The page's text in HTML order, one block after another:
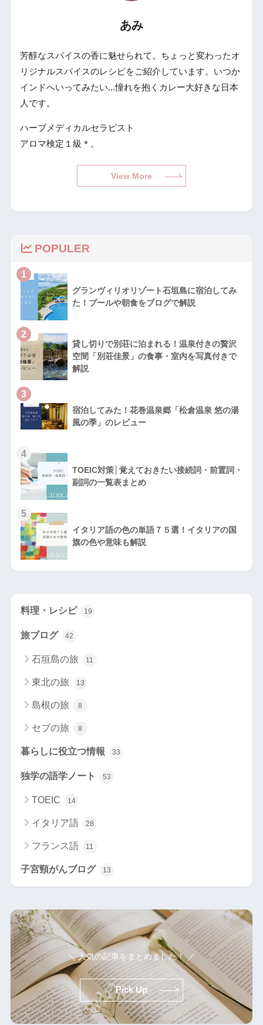
あみ
芳醇なスパイスの香に魅せられて。ちょっと変わったオ
リジナルスパイスのレシピをご紹介しています。いつか
インドへいってみたい...憧れを抱くカレー大好きな日本
人です。
ハーブメディカルセラピスト
アロマ検定１級＊。
View More
POPULER
1
グランヴィリオリゾート石垣島に宿泊してみ
た！プールや朝食をブログで解説
2
貸し切りで別荘に泊まれる！温泉付きの贅沢
空間「別荘佳景」の食事・室内を写真付きで
解説
3
宿泊してみた！花巻温泉郷「松倉温泉 悠の湯
風の季」のレビュー
4
TOEIC対策│覚えておきたい接続詞・前置詞・
副詞の一覧表まとめ
5
イタリア語の色の単語７５選！イタリアの国
旗の色や意味も解説
料理・レシピ 19
旅ブログ 42
石垣島の旅 11
東北の旅 13
島根の旅 8
セブの旅 8
暮らしに役立つ情報 33
独学の語学ノート 53
TOEIC 14
イタリア語 28
フランス語 11
子宮頸がんブログ 13
＼ 人気の記事をまとめました！ ／
Pick Up